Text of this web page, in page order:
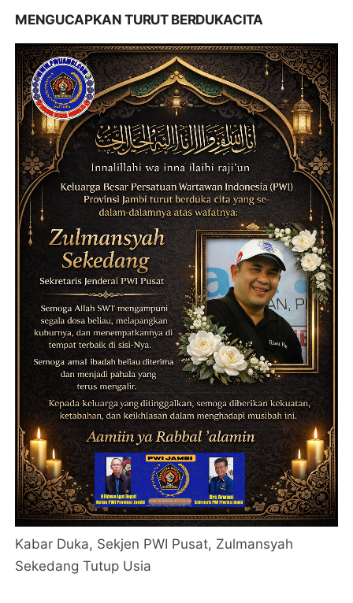
MENGUCAPKAN TURUT BERDUKACITA
Kabar Duka, Sekjen PWI Pusat, Zulmansyah
Sekedang Tutup Usia